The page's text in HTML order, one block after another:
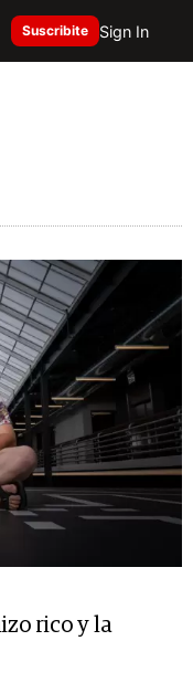
Suscribite Sign In
rico y la